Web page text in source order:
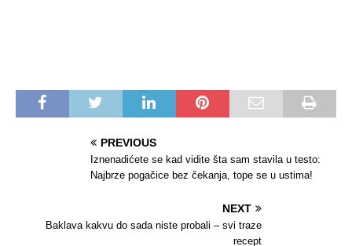
PREVIOUS
Iznenadićete se kad vidite šta sam stavila u testo:
Najbrze pogačice bez čekanja, tope se u ustima!
NEXT
Baklava kakvu do sada niste probali – svi traze
recept